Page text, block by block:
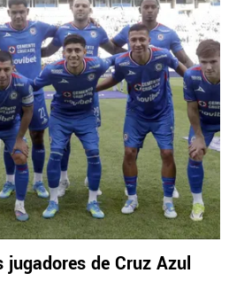
de Cruz Azul